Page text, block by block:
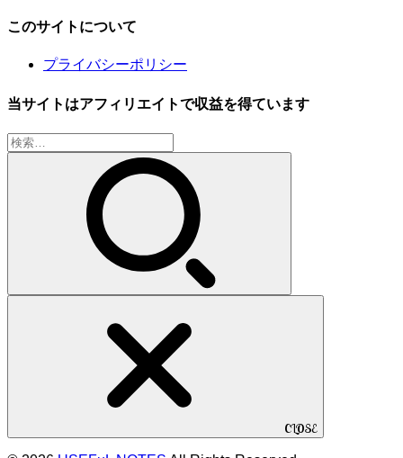
このサイトについて
プライバシーポリシー
当サイトはアフィリエイトで収益を得ています
検
索:
CLOSE